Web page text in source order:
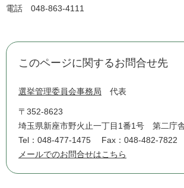
電話 048-863-4111
このページに関するお問合せ先
選挙管理委員会事務局 代表
〒352-8623
埼玉県新座市野火止一丁目1番1号 第二庁
Tel：048-477-1475
Fax：048-482-7822
メールでのお問合せはこちら